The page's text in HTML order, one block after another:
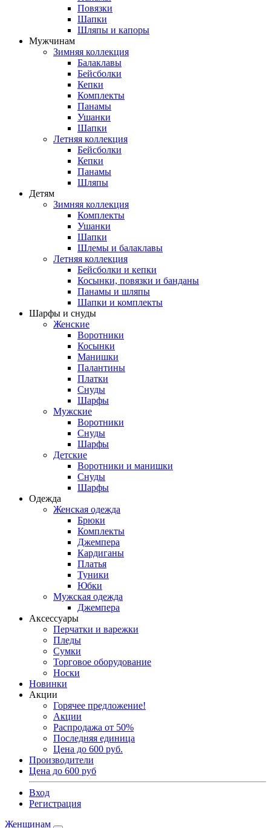
Повязки
Шапки
Шляпы и капоры
Мужчинам
Зимняя коллекция
Балаклавы
Бейсболки
Кепки
Комплекты
Панамы
Ушанки
Шапки
Летняя коллекция
Бейсболки
Кепки
Панамы
Шляпы
Детям
Зимняя коллекция
Комплекты
Ушанки
Шапки
Шлемы и балаклавы
Летняя коллекция
Бейсболки и кепки
Косынки, повязки и банданы
Панамы и шляпы
Шапки и комплекты
Шарфы и снуды
Женские
Воротники
Косынки
Манишки
Палантины
Платки
Снуды
Шарфы
Мужские
Воротники
Снуды
Шарфы
Детские
Воротники и манишки
Снуды
Шарфы
Одежда
Женская одежда
Брюки
Комплекты
Джемпера
Кардиганы
Платья
Туники
Юбки
Мужская одежда
Джемпера
Аксессуары
Перчатки и варежки
Пледы
Сумки
Торговое оборудование
Носки
Новинки
Акции
Горячее предложение!
Акции
Распродажа от 50%
Последняя единица
Цена до 600 руб.
Производители
Цена до 600 руб
Вход
Регистрация
Женщинам